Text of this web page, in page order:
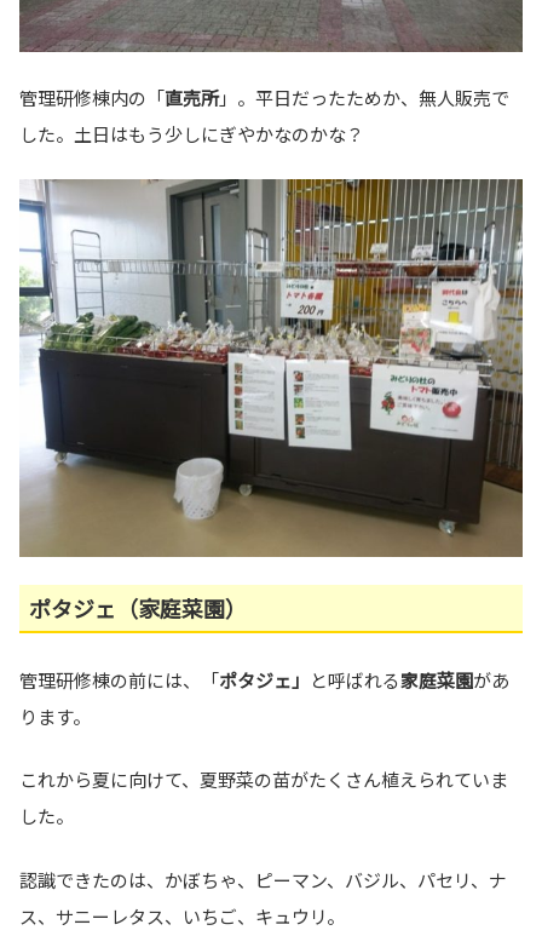
管理研修棟内の「直売所」。平日だったためか、無人販売で
した。土日はもう少しにぎやかなのかな？
ポタジェ（家庭菜園）
管理研修棟の前には、「ポタジェ」 と呼ばれる家庭菜園があ
ります。
これから夏に向けて、夏野菜の苗がたくさん植えられていま
した。
認識できたのは、かぼちゃ、ピーマン、バジル、パセリ、ナ
ス、サニーレタス、いちご、キュウリ。